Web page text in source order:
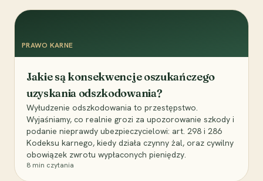
PRAWO KARNE
Jakie są konsekwencje oszukańczego
uzyskania odszkodowania?
Wyłudzenie odszkodowania to przestępstwo.
Wyjaśniamy, co realnie grozi za upozorowanie szkody i
podanie nieprawdy ubezpieczycielowi: art. 298 i 286
Kodeksu karnego, kiedy działa czynny żal, oraz cywilny
obowiązek zwrotu wypłaconych pieniędzy.
8 min czytania